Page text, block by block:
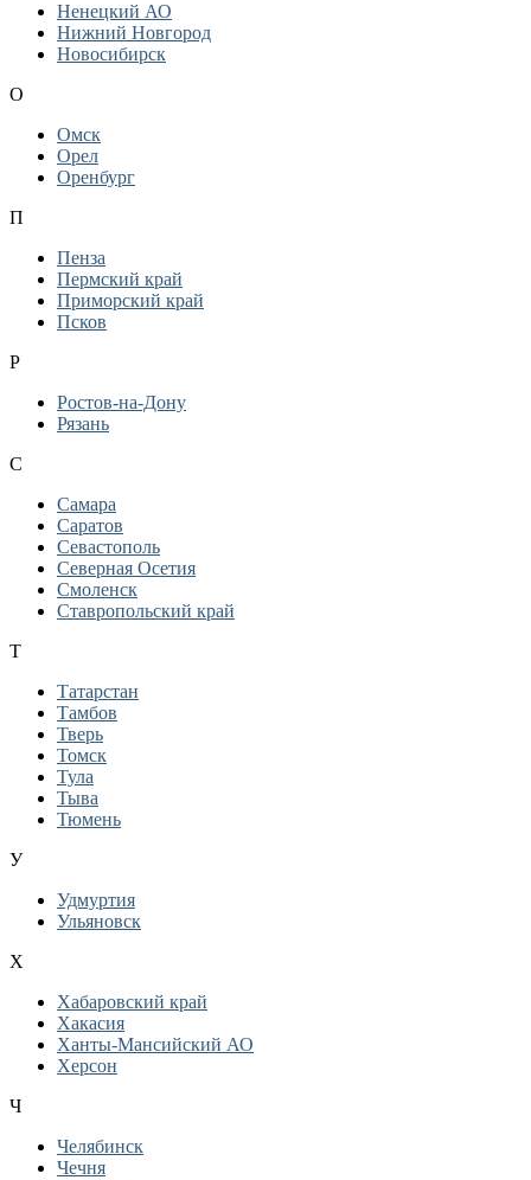
Ненецкий АО
Нижний Новгород
Новосибирск
О
Омск
Орел
Оренбург
П
Пенза
Пермский край
Приморский край
Псков
Р
Ростов-на-Дону
Рязань
С
Самара
Саратов
Севастополь
Северная Осетия
Смоленск
Ставропольский край
Т
Татарстан
Тамбов
Тверь
Томск
Тула
Тыва
Тюмень
У
Удмуртия
Ульяновск
Х
Хабаровский край
Хакасия
Ханты-Мансийский АО
Херсон
Ч
Челябинск
Чечня